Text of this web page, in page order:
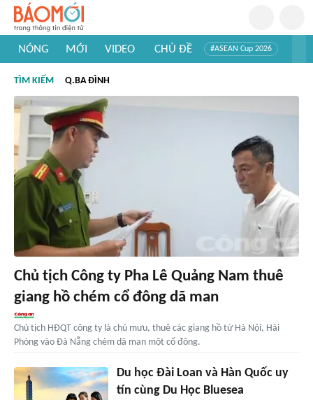
NÓNG MỚI VIDEO CHỦ ĐỀ #ASEAN Cup 2026
#Khám phá thế giới
TÌM KIẾM Q.BA ĐÌNH
Chủ tịch Công ty Pha Lê Quảng Nam thuê
giang hồ chém cổ đông dã man
Chủ tịch HĐQT công ty là chủ mưu, thuê các giang hồ từ Hà Nội, Hải
Phòng vào Đà Nẵng chém dã man một cổ đông.
Du học Đài Loan và Hàn Quốc uy
tín cùng Du Học Bluesea